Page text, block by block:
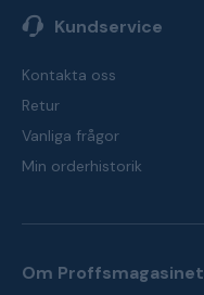
Kundservice
Kontakta oss
Retur
Vanliga frågor
Min orderhistorik
Om Proffsmagasinet